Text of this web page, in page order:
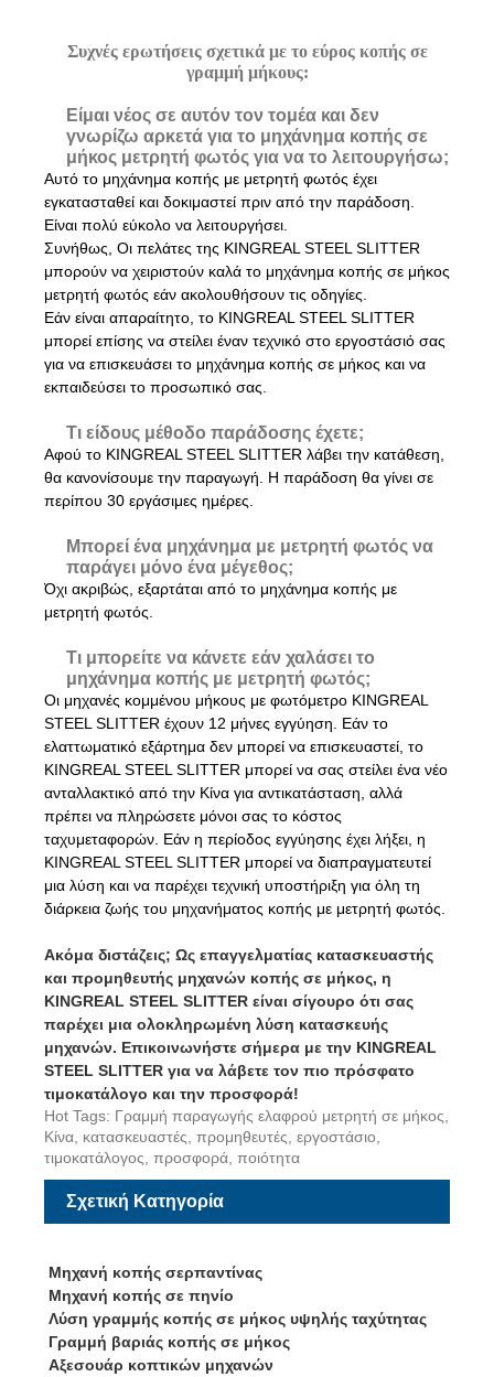
Συχνές ερωτήσεις σχετικά με το εύρος κοπής σε
γραμμή μήκους:
Είμαι νέος σε αυτόν τον τομέα και δεν
γνωρίζω αρκετά για το μηχάνημα κοπής σε
μήκος μετρητή φωτός για να το λειτουργήσω;
Αυτό το μηχάνημα κοπής με μετρητή φωτός έχει
εγκατασταθεί και δοκιμαστεί πριν από την παράδοση.
Είναι πολύ εύκολο να λειτουργήσει.
Συνήθως, Οι πελάτες της KINGREAL STEEL SLITTER
μπορούν να χειριστούν καλά το μηχάνημα κοπής σε μήκος
μετρητή φωτός εάν ακολουθήσουν τις οδηγίες.
Εάν είναι απαραίτητο, το KINGREAL STEEL SLITTER
μπορεί επίσης να στείλει έναν τεχνικό στο εργοστάσιό σας
για να επισκευάσει το μηχάνημα κοπής σε μήκος και να
εκπαιδεύσει το προσωπικό σας.
Τι είδους μέθοδο παράδοσης έχετε;
Αφού το KINGREAL STEEL SLITTER λάβει την κατάθεση,
θα κανονίσουμε την παραγωγή. Η παράδοση θα γίνει σε
περίπου 30 εργάσιμες ημέρες.
Μπορεί ένα μηχάνημα με μετρητή φωτός να
παράγει μόνο ένα μέγεθος;
Όχι ακριβώς, εξαρτάται από το μηχάνημα κοπής με
μετρητή φωτός.
Τι μπορείτε να κάνετε εάν χαλάσει το
μηχάνημα κοπής με μετρητή φωτός;
Οι μηχανές κομμένου μήκους με φωτόμετρο KINGREAL
STEEL SLITTER έχουν 12 μήνες εγγύηση. Εάν το
ελαττωματικό εξάρτημα δεν μπορεί να επισκευαστεί, το
KINGREAL STEEL SLITTER μπορεί να σας στείλει ένα νέο
ανταλλακτικό από την Κίνα για αντικατάσταση, αλλά
πρέπει να πληρώσετε μόνοι σας το κόστος
ταχυμεταφορών. Εάν η περίοδος εγγύησης έχει λήξει, η
KINGREAL STEEL SLITTER μπορεί να διαπραγματευτεί
μια λύση και να παρέχει τεχνική υποστήριξη για όλη τη
διάρκεια ζωής του μηχανήματος κοπής με μετρητή φωτός.
Ακόμα διστάζεις; Ως επαγγελματίας κατασκευαστής
και προμηθευτής μηχανών κοπής σε μήκος, η
KINGREAL STEEL SLITTER είναι σίγουρο ότι σας
παρέχει μια ολοκληρωμένη λύση κατασκευής
μηχανών. Επικοινωνήστε σήμερα με την KINGREAL
STEEL SLITTER για να λάβετε τον πιο πρόσφατο
τιμοκατάλογο και την προσφορά!
Hot Tags: Γραμμή παραγωγής ελαφρού μετρητή σε μήκος,
Κίνα, κατασκευαστές, προμηθευτές, εργοστάσιο,
τιμοκατάλογος, προσφορά, ποιότητα
Σχετική Κατηγορία
Μηχανή κοπής σερπαντίνας
Μηχανή κοπής σε πηνίο
Λύση γραμμής κοπής σε μήκος υψηλής ταχύτητας
Γραμμή βαριάς κοπής σε μήκος
Αξεσουάρ κοπτικών μηχανών